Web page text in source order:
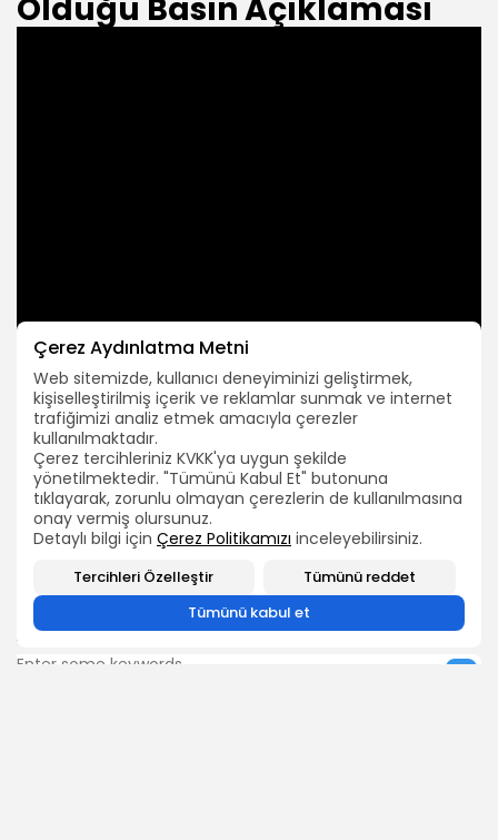
Çerez Aydınlatma Metni
Web sitemizde, kullanıcı deneyiminizi geliştirmek,
kişiselleştirilmiş içerik ve reklamlar sunmak ve internet
trafiğimizi analiz etmek amacıyla çerezler
kullanılmaktadır.
Çerez tercihleriniz KVKK'ya uygun şekilde
yönetilmektedir. "Tümünü Kabul Et" butonuna
tıklayarak, zorunlu olmayan çerezlerin de kullanılmasına
onay vermiş olursunuz.
Detaylı bilgi için Çerez Politikamızı inceleyebilirsiniz.
Tercihleri Özelleştir
Tümünü reddet
Tümünü kabul et
2026 Bütün hakları TEÇ-SEN'e aittir.
ARAMA
Olduğu Basın Açıklaması